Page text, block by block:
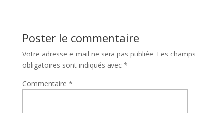
Poster le commentaire
Votre adresse e-mail ne sera pas publiée. Les champs
obligatoires sont indiqués avec *
Commentaire *